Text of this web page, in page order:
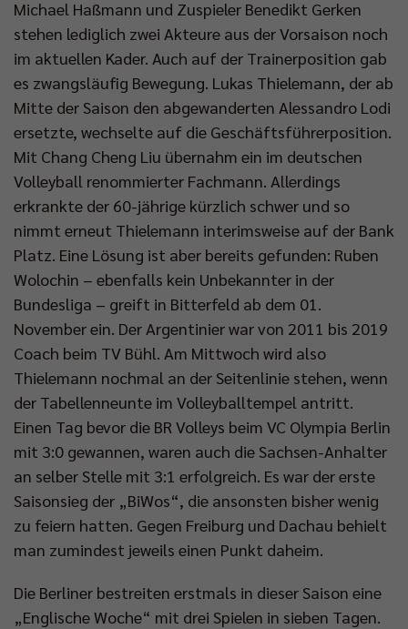
Michael Haßmann und Zuspieler Benedikt Gerken
stehen lediglich zwei Akteure aus der Vorsaison noch
im aktuellen Kader. Auch auf der Trainerposition gab
es zwangsläufig Bewegung. Lukas Thielemann, der ab
Mitte der Saison den abgewanderten Alessandro Lodi
ersetzte, wechselte auf die Geschäftsführerposition.
Mit Chang Cheng Liu übernahm ein im deutschen
Volleyball renommierter Fachmann. Allerdings
erkrankte der 60-jährige kürzlich schwer und so
nimmt erneut Thielemann interimsweise auf der Bank
Platz. Eine Lösung ist aber bereits gefunden: Ruben
Wolochin – ebenfalls kein Unbekannter in der
Bundesliga – greift in Bitterfeld ab dem 01.
November ein. Der Argentinier war von 2011 bis 2019
Coach beim TV Bühl. Am Mittwoch wird also
Thielemann nochmal an der Seitenlinie stehen, wenn
der Tabellenneunte im Volleyballtempel antritt.
Einen Tag bevor die BR Volleys beim VC Olympia Berlin
mit 3:0 gewannen, waren auch die Sachsen-Anhalter
an selber Stelle mit 3:1 erfolgreich. Es war der erste
Saisonsieg der „BiWos“, die ansonsten bisher wenig
zu feiern hatten. Gegen Freiburg und Dachau behielt
man zumindest jeweils einen Punkt daheim.
Die Berliner bestreiten erstmals in dieser Saison eine
„Englische Woche“ mit drei Spielen in sieben Tagen.